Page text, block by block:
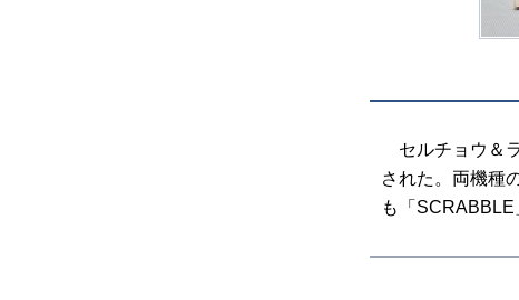
セルチョウ＆
された。両機種
も「SCRABBLE